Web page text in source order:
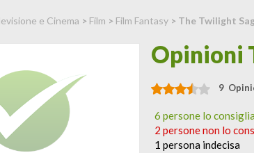
e Cinema > Film > Film Fantasy > The Twilight
Opinioni
9
6 persone lo
2 persone non lo
1 persona indecisa